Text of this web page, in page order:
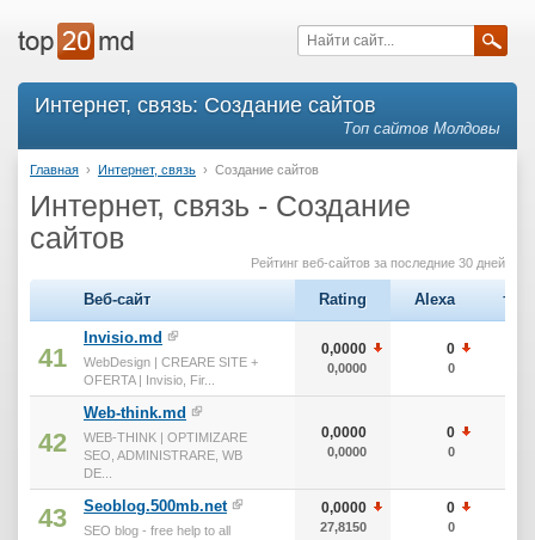
Интернет, связь: Создание сайтов
Топ сайтов Молдовы
Главная › Интернет, связь › Создание сайтов
Интернет, связь - Создание
сайтов
Рейтинг веб-сайтов за последние 30 дней
Веб-сайт Rating Alexa тИЦ
41
Invisio.md
WebDesign | CREARE SITE +
OFERTA | Invisio, Fir...
0,0000
0,0000
0
0
42
Web-think.md
WEB-THINK | OPTIMIZARE
SEO, ADMINISTRARE, WB
DE...
0,0000
0,0000
0
0
43 Seoblog.500mb.net
SEO blog - free help to all
0,0000
27,8150
0
0